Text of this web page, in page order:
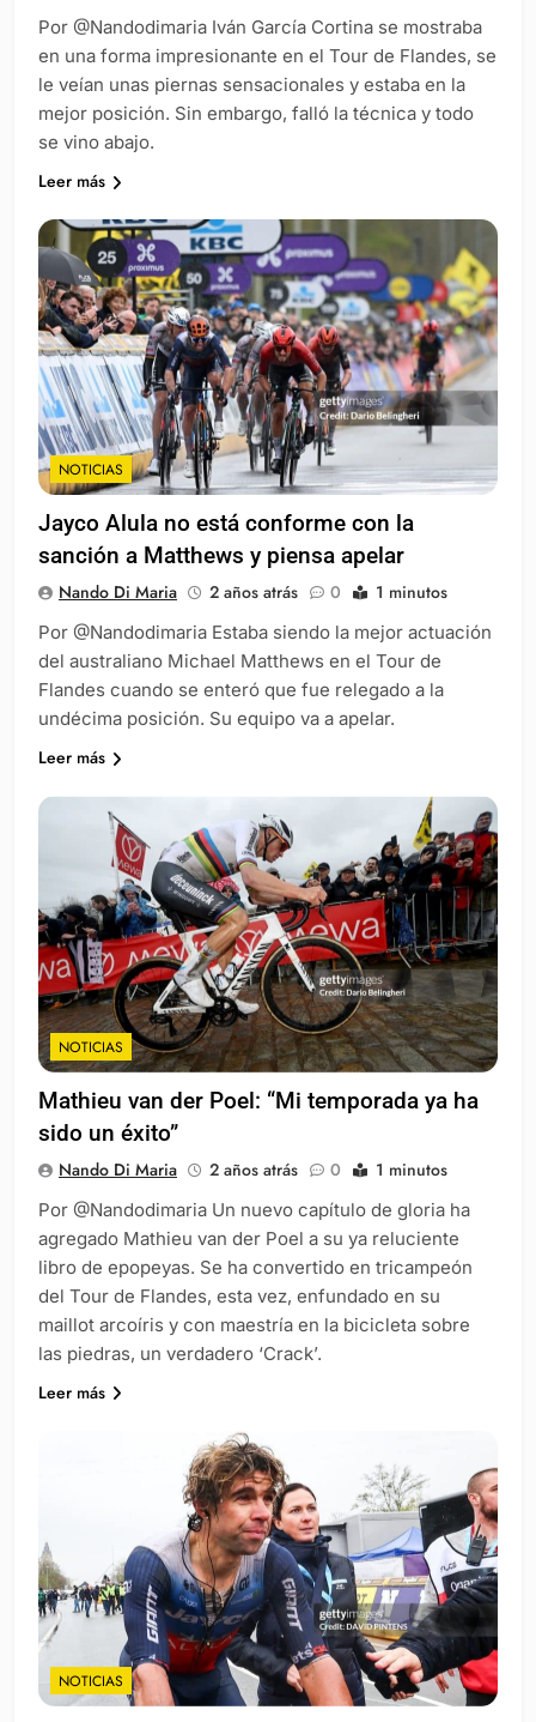
Por @Nandodimaria Iván García Cortina se mostraba
en una forma impresionante en el Tour de Flandes, se
le veían unas piernas sensacionales y estaba en la
mejor posición. Sin embargo, falló la técnica y todo
se vino abajo.
Leer más
NOTICIAS
Jayco Alula no está conforme con la
sanción a Matthews y piensa apelar
Nando Di Maria 2 años atrás 0 1 minutos
Por @Nandodimaria Estaba siendo la mejor actuación
del australiano Michael Matthews en el Tour de
Flandes cuando se enteró que fue relegado a la
undécima posición. Su equipo va a apelar.
Leer más
NOTICIAS
Mathieu van der Poel: “Mi temporada ya ha
sido un éxito”
Nando Di Maria 2 años atrás 0 1 minutos
Por @Nandodimaria Un nuevo capítulo de gloria ha
agregado Mathieu van der Poel a su ya reluciente
libro de epopeyas. Se ha convertido en tricampeón
del Tour de Flandes, esta vez, enfundado en su
maillot arcoíris y con maestría en la bicicleta sobre
las piedras, un verdadero ‘Crack’.
Leer más
NOTICIAS